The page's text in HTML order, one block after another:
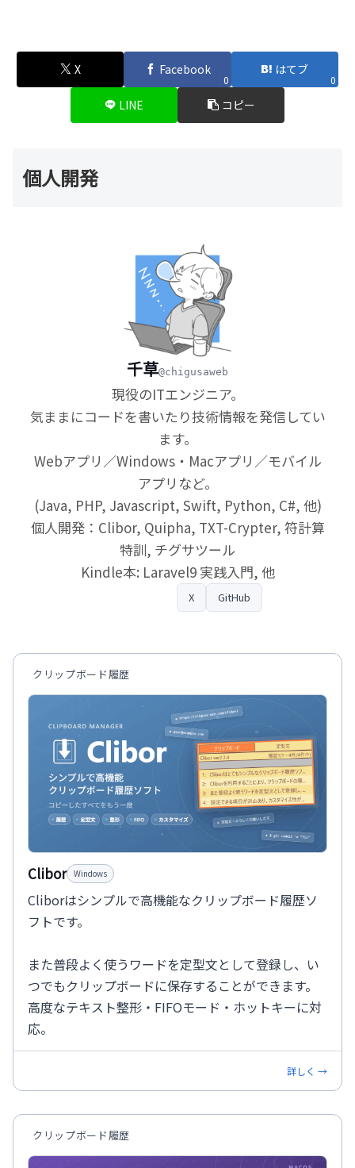
X Facebook
0
はてブ
0
LINE コピー
個人開発
千草@chigusaweb
現役のITエンジニア。
気ままにコードを書いたり技術情報を発信してい
ます。
Webアプリ／Windows・Macアプリ／モバイル
アプリなど。
(Java, PHP, Javascript, Swift, Python, C#, 他)
個人開発：Clibor, Quipha, TXT-Crypter, 符計算
特訓, チグサツール
Kindle本: Laravel9 実践入門, 他
X GitHub
クリップボード履歴
Clibor Windows
Cliborはシンプルで高機能なクリップボード履歴ソ
フトです。
また普段よく使うワードを定型文として登録し、い
つでもクリップボードに保存することができます。
高度なテキスト整形・FIFOモード・ホットキーに対
応。
詳しく →
クリップボード履歴